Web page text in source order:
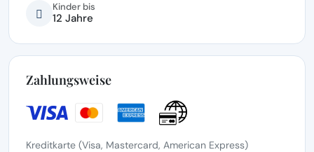
Kinder bis
12 Jahre
Zahlungsweise
Kreditkarte (Visa, Mastercard, American Express)